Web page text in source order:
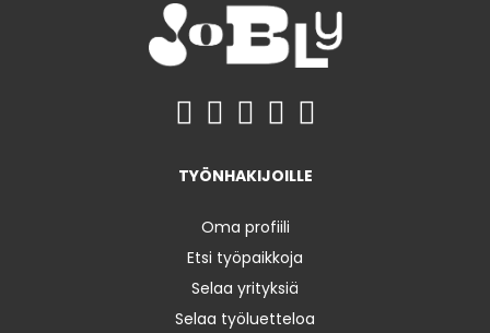
TYÖNHAKIJOILLE
Oma profiili
Etsi työpaikkoja
Selaa yrityksiä
Selaa työluetteloa